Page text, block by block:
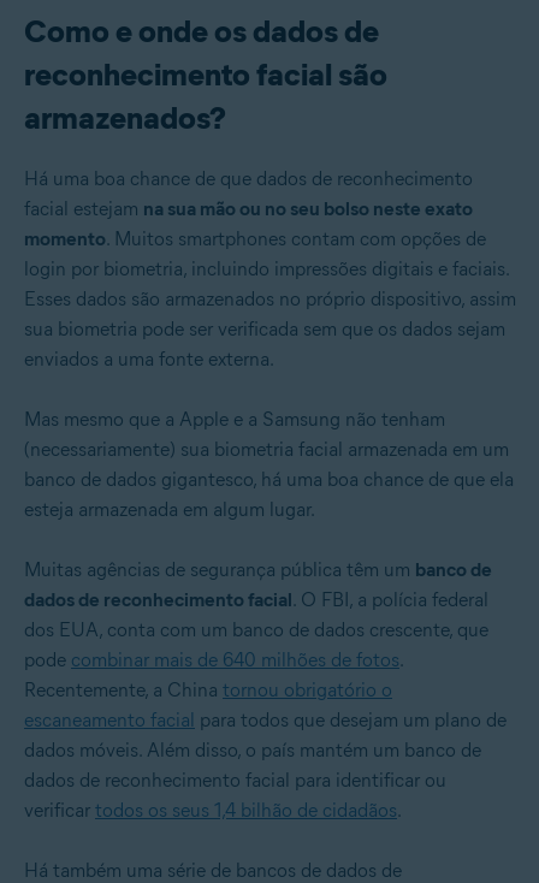
Como e onde os dados de
reconhecimento facial são
armazenados?
Há uma boa chance de que dados de reconhecimento
facial estejam na sua mão ou no seu bolso neste exato
momento. Muitos smartphones contam com opções de
login por biometria, incluindo impressões digitais e faciais.
Esses dados são armazenados no próprio dispositivo, assim
sua biometria pode ser verificada sem que os dados sejam
enviados a uma fonte externa.
Mas mesmo que a Apple e a Samsung não tenham
(necessariamente) sua biometria facial armazenada em um
banco de dados gigantesco, há uma boa chance de que ela
esteja armazenada em algum lugar.
Muitas agências de segurança pública têm um banco de
dados de reconhecimento facial. O FBI, a polícia federal
dos EUA, conta com um banco de dados crescente, que
pode combinar mais de 640 milhões de fotos.
Recentemente, a China tornou obrigatório o
escaneamento facial para todos que desejam um plano de
dados móveis. Além disso, o país mantém um banco de
dados de reconhecimento facial para identificar ou
verificar todos os seus 1,4 bilhão de cidadãos.
Há também uma série de bancos de dados de